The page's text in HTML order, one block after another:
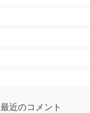
最近のコメント